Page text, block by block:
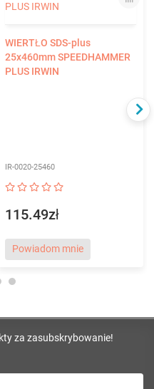
WIERTŁO SDS-plus
25x460mm SPEEDHAMMER
PLUS IRWIN
IR-0020-25460
115.49zł
Powiadom mnie
za zasubskrybowanie!